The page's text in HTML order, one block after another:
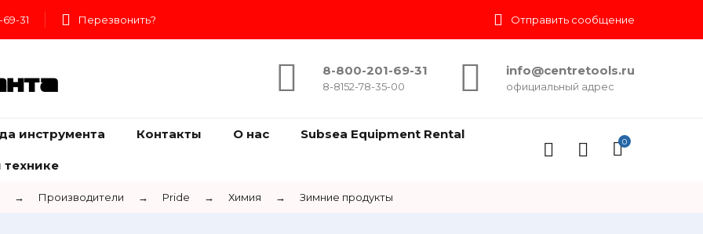
31 Перезвонить? Отправить сообщение
8-800-201-69-31
8-8152-78-35-00
info@centretools.ru
официальный адрес
инструмента Контакты О нас Subsea Equipment Rental
технике
0
→ Производители → Pride → Химия → Зимние продукты